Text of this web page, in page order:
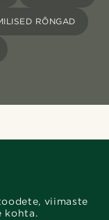
RÕNGAD
viimaste
kohta.